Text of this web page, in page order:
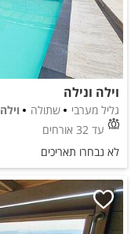
וילה ונילה
גליל מערבי שתולה
וילה 10 חדרים
עד 32 אורחים
לא נבחרו תאריכים